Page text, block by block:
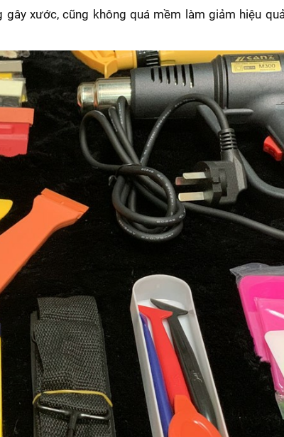
xước, cũng không quá mềm làm giảm hiệu